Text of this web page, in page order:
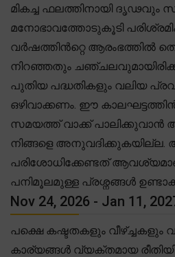
മികച്ച ഫലത്തിനായി ദൃഢവും
മനോഭാവത്തോടുകൂടി
വർഷത്തിൻറ്റെ ആരംഭത്തിൽ
നിറഞ്ഞതും
പുതിയ പദ്ധതികളും വലിയ
ഒഴിവാക്കണം. ഈ
സമയത്ത് വാക്ക്
നിങ്ങളെ
പരിശോധിക്കേണ്ടത്
പനിമൂലമുള്ള പ്രശ്നങ്ങൾ
Nov 24, 2026 - Jan 11,
പക്ഷെ കഷ്ടതകളും വീഴ്ച്ചകളും
കാര്യങ്ങൾ വ്യക്തമായ